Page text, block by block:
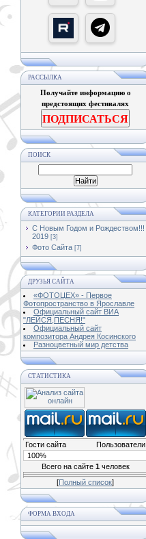
РАССЫЛКА
Получайте информацию о
предстоящих фестивалях
ПОДПИСАТЬСЯ
ПОИСК
КАТЕГОРИИ РАЗДЕЛА
С Новым Годом и Рождеством!!!
2019 [3]
Фото Сайта [7]
ДРУЗЬЯ САЙТА
«ФОТОЦЕХ» - Первое
Фотопространство в Ярославле
Официальный сайт ВИА
"ЛЕЙСЯ,ПЕСНЯ!"
Официальный сайт
композитора Андрея Косинского
Разноцветный мир детства
СТАТИСТИКА
Гости сайта
Пользователи
100%
Всего на сайте 1человек
[Полный список]
ФОРМА ВХОДА